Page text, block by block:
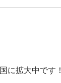
に拡大中です！